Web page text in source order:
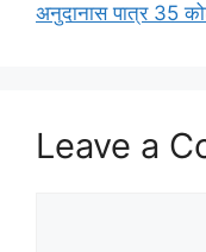
अनुदानास पात्र 35
Leave a